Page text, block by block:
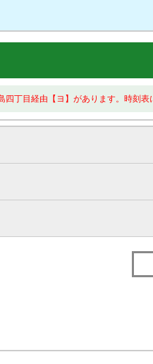
丁目経由【ヨ】があります。時刻表